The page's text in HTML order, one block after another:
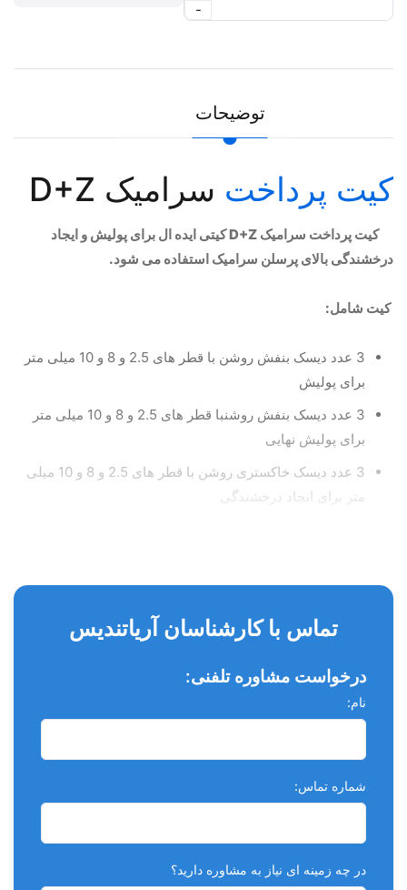
-
توضیحات
کیت پرداخت سرامیک D+Z
کیت پرداخت سرامیک D+Z کیتی ایده ال برای پولیش و ایجاد
درخشندگی بالای پرسلن سرامیک استفاده می شود.
کیت شامل:
3 عدد دیسک بنفش روشن با قطر های 2.5 و 8 و 10 میلی متر
برای پولیش
3 عدد دیسک بنفش روشنبا قطر های 2.5 و 8 و 10 میلی متر
برای پولیش نهایی
3 عدد دیسک خاکستری روشن با قطر های 2.5 و 8 و 10 میلی
متر برای ایجاد درخشندگی
تماس با کارشناسان آریاتندیس
درخواست مشاوره تلفنی:
نام:
شماره تماس:
در چه زمینه ای نیاز به مشاوره دارید؟